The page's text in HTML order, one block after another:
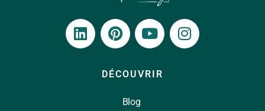
DÉCOUVRIR
Blog